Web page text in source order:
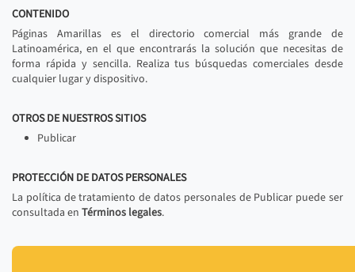
CONTENIDO
Páginas Amarillas es el directorio comercial más grande de
Latinoamérica, en el que encontrarás la solución que necesitas de
forma rápida y sencilla. Realiza tus búsquedas comerciales desde
cualquier lugar y dispositivo.
OTROS DE NUESTROS SITIOS
Publicar
PROTECCIÓN DE DATOS PERSONALES
La política de tratamiento de datos personales de Publicar puede ser
consultada en Términos legales.